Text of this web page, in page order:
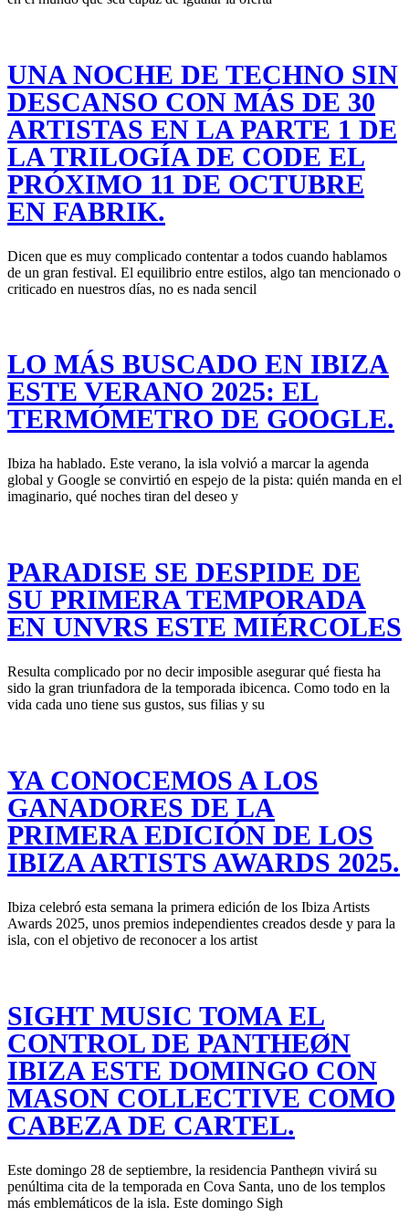
UNA NOCHE DE TECHNO SIN
DESCANSO CON MÁS DE 30
ARTISTAS EN LA PARTE 1 DE
LA TRILOGÍA DE CODE EL
PRÓXIMO 11 DE OCTUBRE
EN FABRIK.
Dicen que es muy complicado contentar a todos cuando hablamos
de un gran festival. El equilibrio entre estilos, algo tan mencionado o
criticado en nuestros días, no es nada sencil
LO MÁS BUSCADO EN IBIZA
ESTE VERANO 2025: EL
TERMÓMETRO DE GOOGLE.
Ibiza ha hablado. Este verano, la isla volvió a marcar la agenda
global y Google se convirtió en espejo de la pista: quién manda en el
imaginario, qué noches tiran del deseo y
PARADISE SE DESPIDE DE
SU PRIMERA TEMPORADA
EN UNVRS ESTE MIÉRCOLES
Resulta complicado por no decir imposible asegurar qué fiesta ha
sido la gran triunfadora de la temporada ibicenca. Como todo en la
vida cada uno tiene sus gustos, sus filias y su
YA CONOCEMOS A LOS
GANADORES DE LA
PRIMERA EDICIÓN DE LOS
IBIZA ARTISTS AWARDS 2025.
Ibiza celebró esta semana la primera edición de los Ibiza Artists
Awards 2025, unos premios independientes creados desde y para la
isla, con el objetivo de reconocer a los artist
SIGHT MUSIC TOMA EL
CONTROL DE PANTHEØN
IBIZA ESTE DOMINGO CON
MASON COLLECTIVE COMO
CABEZA DE CARTEL.
Este domingo 28 de septiembre, la residencia Pantheøn vivirá su
penúltima cita de la temporada en Cova Santa, uno de los templos
más emblemáticos de la isla. Este domingo Sigh